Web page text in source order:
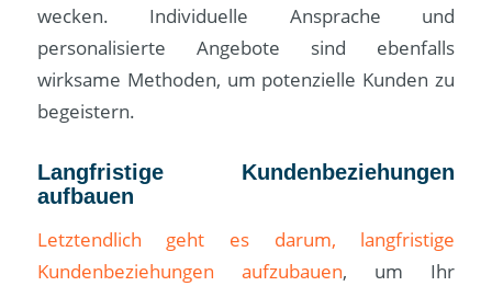
wecken. Individuelle Ansprache und
personalisierte Angebote sind ebenfalls
wirksame Methoden, um potenzielle Kunden zu
begeistern.
Langfristige Kundenbeziehungen
aufbauen
Letztendlich geht es darum, langfristige
Kundenbeziehungen aufzubauen, um Ihr